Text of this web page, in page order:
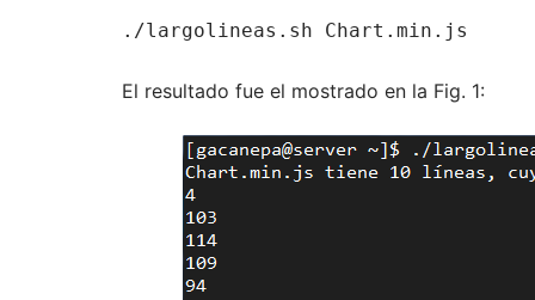
./largolineas.sh Chart.min.js
El resultado fue el mostrado en la Fig. 1: